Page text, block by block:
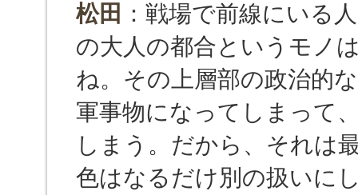
松田 ：戦場で前線にいる
の大人の都合というモノ
ね。その上層部の政治的
軍事物になってしまって
しまう。だから、それは
色はなるだけ別の扱いに